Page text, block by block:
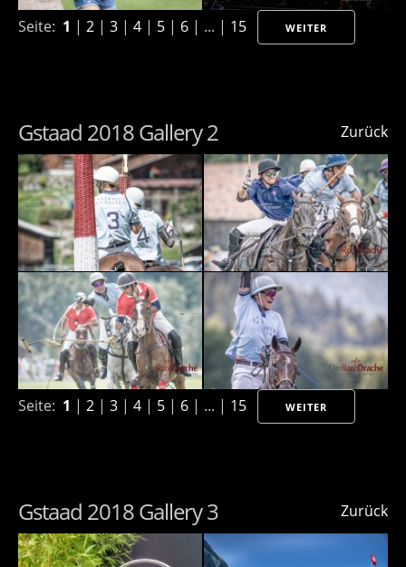
Seite: 1 | 2 | 3 | 4 | 5 | 6 | ... | 15 WEITER
Zurück
Gstaad 2018 Gallery 2
Seite: 1 | 2 | 3 | 4 | 5 | 6 | ... | 15 WEITER
Zurück
Gstaad 2018 Gallery 3